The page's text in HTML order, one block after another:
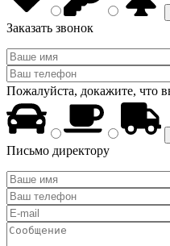
Заказать звонок
Пожалуйста, докажите, что
Письмо директору